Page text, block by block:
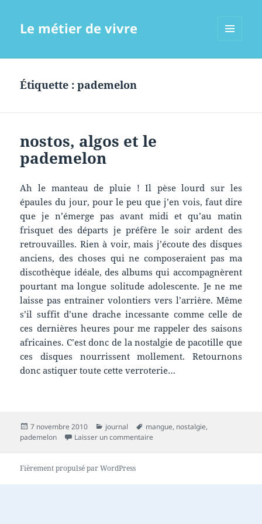
Le métier de vivre
Étiquette :pademelon
nostos, algos et le
pademelon
Ah le manteau de pluie ! Il pèse lourd sur les
épaules du jour, pour le peu que j’en vois, faut dire
que je n’émerge pas avant midi et qu’au matin
frisquet des départs je préfère le soir ardent des
retrouvailles. Rien à voir, mais j’écoute des disques
anciens, des choses qui ne composeraient pas ma
discothèque idéale, des albums qui accompagnèrent
pourtant ma longue solitude adolescente. Je ne me
laisse pas entrainer volontiers vers l’arrière. Même
s’il suffit d’une drache incessante comme celle de
ces dernières heures pour me rappeler des saisons
africaines. C’est donc de la nostalgie de pacotille que
ces disques nourrissent mollement. Retournons
donc astiquer toute cette verroterie…
Publié
le
7 novembre 2010 Catégories
journal
Mots-
clés
mangue, nostalgie,
pademelon
Laisser un commentaire
Fièrement propulsé par WordPress